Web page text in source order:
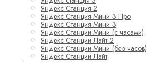
Яндекс Станция 2
Яндекс Станция Мини 3 Про
Яндекс Станция Мини 3
Яндекс Станции Мини (с часами)
Яндекс Станции Лайт 2
Яндекс Станции Мини (без часов)
Яндекс Станции Лайт